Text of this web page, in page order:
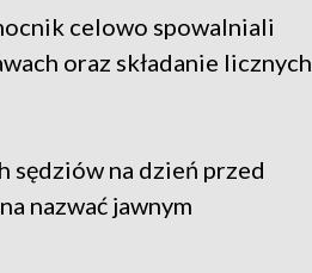
celowo spowalniali
oraz składanie licznych
sędziów na dzień przed
nazwać jawnym